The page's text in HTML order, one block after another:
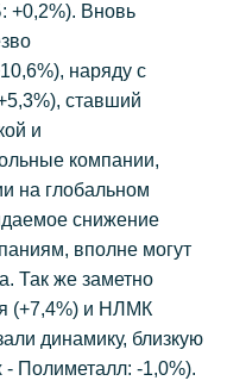
+0,2%). Вновь
наряду с
ставший
и
компании,
на глобальном
снижение
вполне могут
Так же заметно
(+7,4%) и НЛМК
динамику, близкую
- Полиметалл: -1,0%).